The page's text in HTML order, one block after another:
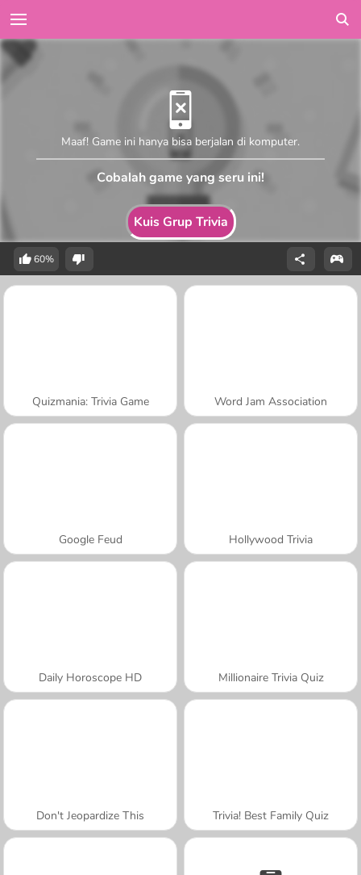
Kuis Grup Trivia
Maaf! Game ini hanya bisa berjalan di komputer.
Cobalah game yang seru ini!
60%
Quizmania: Trivia Game Word Jam Association
Google Feud Hollywood Trivia
Daily Horoscope HD Millionaire Trivia Quiz
Don't Jeopardize This Trivia! Best Family Quiz